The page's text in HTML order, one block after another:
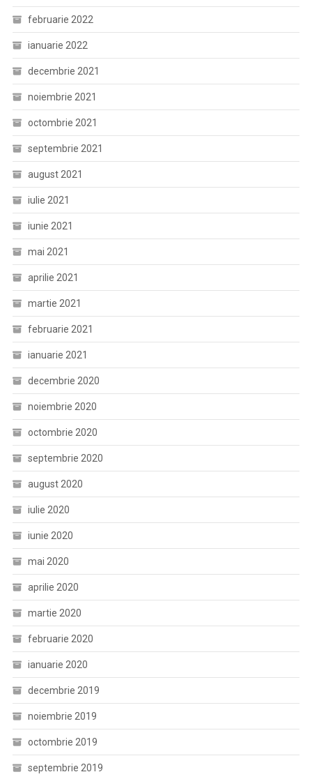
februarie 2022
ianuarie 2022
decembrie 2021
noiembrie 2021
octombrie 2021
septembrie 2021
august 2021
iulie 2021
iunie 2021
mai 2021
aprilie 2021
martie 2021
februarie 2021
ianuarie 2021
decembrie 2020
noiembrie 2020
octombrie 2020
septembrie 2020
august 2020
iulie 2020
iunie 2020
mai 2020
aprilie 2020
martie 2020
februarie 2020
ianuarie 2020
decembrie 2019
noiembrie 2019
octombrie 2019
septembrie 2019